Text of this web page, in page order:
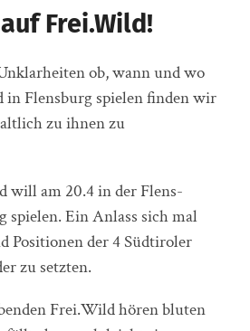
Frei.Wild!
ob, wann und wo
in Flensburg spielen finden wir
zu ihnen zu
will am 20.4 in der Flens-
spielen. Ein Anlass sich mal
Positionen der 4 Südtiroler
zu setzten.
Frei.Wild hören bluten